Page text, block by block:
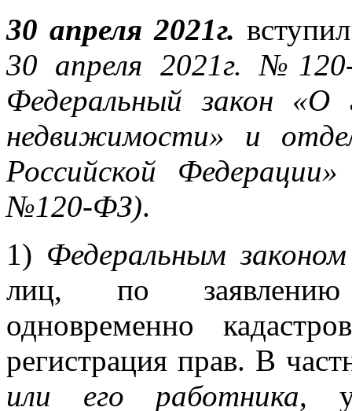
30 апреля 2021г.
30 апреля 2021г.
Федеральный закон «О
недвижимости» и
Российской Федерации»
№120-ФЗ).
1) Федеральным
лиц, по заявлению
одновременно
регистрация прав. В
или его работника,